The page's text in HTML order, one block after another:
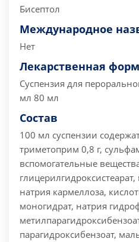
Бисептол
Международное
Нет
Лекарственная
Суспензия для
мл 80 мл
Состав
100 мл суспензии
триметоприм 0,8 г,
вспомогательные
натрия кармеллоза,
моногидрат, натрия
парагидроксибензоат,